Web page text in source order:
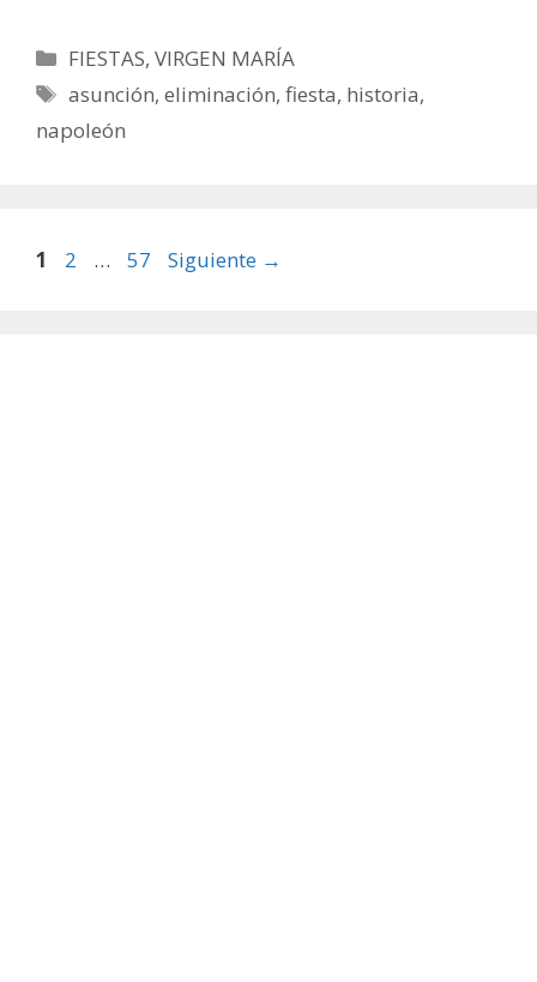
Categorías
FIESTAS,VIRGEN MARÍA
Etiquetas
asunción,eliminación,fiesta, historia,
napoleón
Página
1 Página
2 … Página
57 Siguiente →